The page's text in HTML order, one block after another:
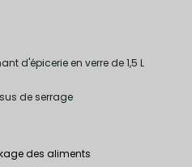
d'épicerie en verre de 1,5 L
de serrage
des aliments